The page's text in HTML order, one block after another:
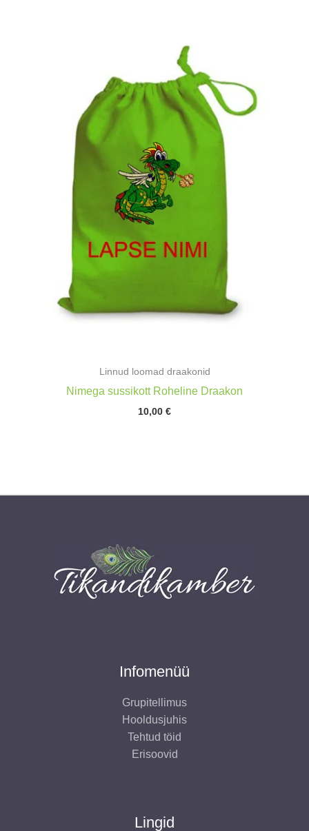
Linnud loomad draakonid
Nimega sussikott Roheline Draakon
10,00 €
Infomenüü
Grupitellimus
Hooldusjuhis
Tehtud töid
Erisoovid
Lingid